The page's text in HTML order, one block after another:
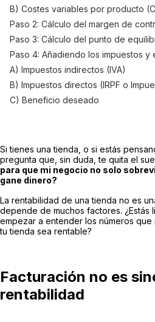
B) Costes variables por producto
Paso 2: Cálculo del margen de
Paso 3: Cálculo del punto de
Paso 4: Añadiendo los impuestos
A) Impuestos indirectos (IVA)
B) Impuestos directos (IRPF o
C) Beneficio deseado
Si tienes una tienda, o si estás
pregunta que, sin duda, te quita el
para que mi negocio no solo
gane dinero?
La rentabilidad de una tienda no es
depende de muchos factores. ¿Estás
empezar a entender los números
tu tienda sea rentable?
Facturación no es
rentabilidad